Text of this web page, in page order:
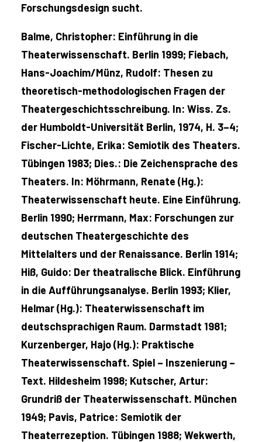
Forschungsdesign sucht.
Balme, Christopher: Einführung in die
Theaterwissenschaft. Berlin 1999; Fiebach,
Hans-Joachim/Münz, Rudolf: Thesen zu
theoretisch-methodologischen Fragen der
Theatergeschichtsschreibung. In: Wiss. Zs.
der Humboldt-Universität Berlin, 1974, H. 3–4;
Fischer-Lichte, Erika: Semiotik des Theaters.
Tübingen 1983; Dies.: Die Zeichensprache des
Theaters. In: Möhrmann, Renate (Hg.):
Theaterwissenschaft heute. Eine Einführung.
Berlin 1990; Herrmann, Max: Forschungen zur
deutschen Theatergeschichte des
Mittelalters und der Renaissance. Berlin 1914;
Hiß, Guido: Der theatralische Blick. Einführung
in die Aufführungsanalyse. Berlin 1993; Klier,
Helmar (Hg.): Theaterwissenschaft im
deutschsprachigen Raum. Darmstadt 1981;
Kurzenberger, Hajo (Hg.): Praktische
Theaterwissenschaft. Spiel – Inszenierung –
Text. Hildesheim 1998; Kutscher, Artur:
Grundriß der Theaterwissenschaft. München
1949; Pavis, Patrice: Semiotik der
Theaterrezeption. Tübingen 1988; Wekwerth,